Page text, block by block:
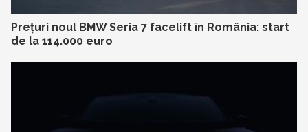
Prețuri noul BMW Seria 7 facelift în România: start
de la 114.000 euro